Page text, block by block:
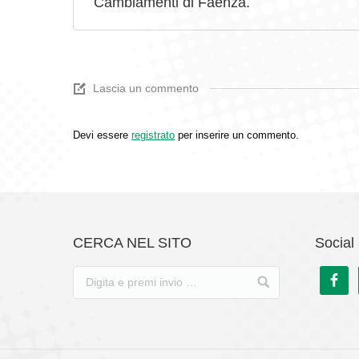
Lascia un commento
Devi essere registrato per inserire un commento.
CERCA NEL SITO Social